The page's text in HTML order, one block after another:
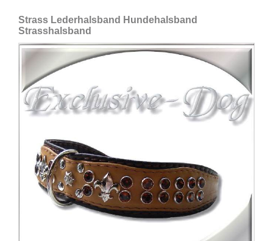
Strass Lederhalsband Hundehalsband
Strasshalsband